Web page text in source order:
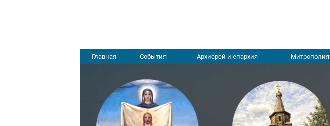
Главная События Архиерей и епархия Митрополия